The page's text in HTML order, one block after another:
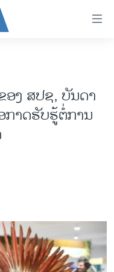
ງ ສ​ປ​ຊ, ບັນດາ
າດຮັບຮູ້ຕໍ່ການ